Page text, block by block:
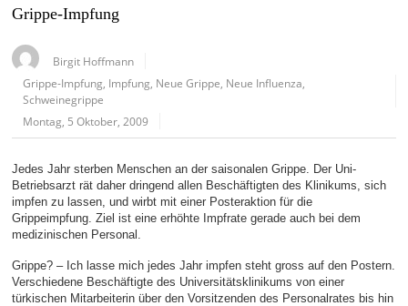
Grippe-Impfung
Birgit Hoffmann
Grippe-Impfung Impfung Neue Grippe Neue Influenza
Schweinegrippe
Montag, 5 Oktober, 2009
Jedes Jahr sterben Menschen an der saisonalen Grippe. Der Uni-
Betriebsarzt rät daher dringend allen Beschäftigten des Klinikums, sich
impfen zu lassen, und wirbt mit einer Posteraktion für die
Grippeimpfung. Ziel ist eine erhöhte Impfrate gerade auch bei dem
medizinischen Personal.
Grippe? – Ich lasse mich jedes Jahr impfen steht gross auf den Postern.
Verschiedene Beschäftigte des Universitätsklinikums von einer
türkischen Mitarbeiterin über den Vorsitzenden des Personalrates bis hin